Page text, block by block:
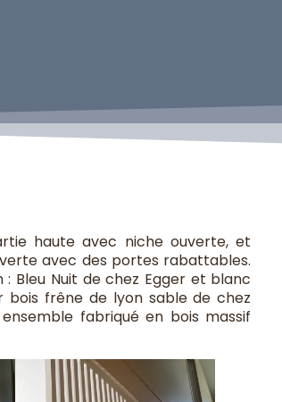
haute avec niche ouverte, et
avec des portes rabattables.
Bleu Nuit de chez Egger et blanc
bois frêne de lyon sable de chez
fabriqué en bois massif